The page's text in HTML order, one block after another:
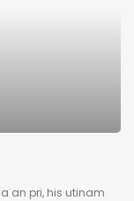
an pri, his utinam